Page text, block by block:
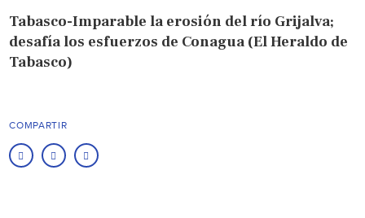
Tabasco-Imparable la erosión del río Grijalva;
desafía los esfuerzos de Conagua (El Heraldo de
Tabasco)
COMPARTIR